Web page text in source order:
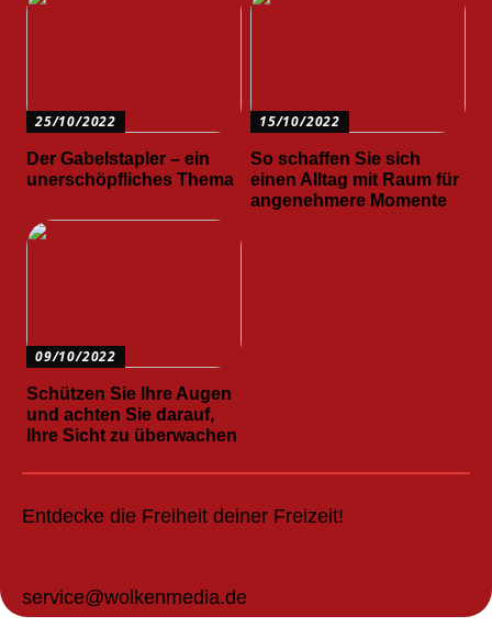
25/10/2022
Der Gabelstapler – ein
unerschöpfliches Thema
15/10/2022
So schaffen Sie sich
einen Alltag mit Raum für
angenehmere Momente
09/10/2022
Schützen Sie Ihre Augen
und achten Sie darauf,
Ihre Sicht zu überwachen
Entdecke die Freiheit deiner Freizeit!
service@wolkenmedia.de